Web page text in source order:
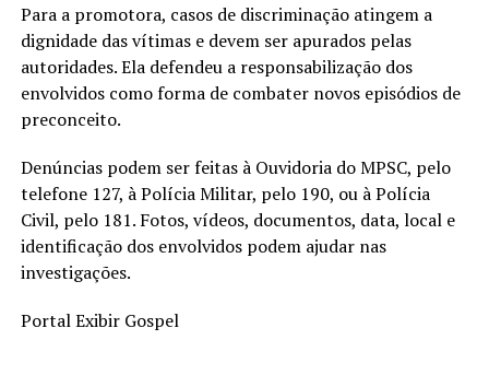
Para a promotora, casos de discriminação atingem a
dignidade das vítimas e devem ser apurados pelas
autoridades. Ela defendeu a responsabilização dos
envolvidos como forma de combater novos episódios de
preconceito.
Denúncias podem ser feitas à Ouvidoria do MPSC, pelo
telefone 127, à Polícia Militar, pelo 190, ou à Polícia
Civil, pelo 181. Fotos, vídeos, documentos, data, local e
identificação dos envolvidos podem ajudar nas
investigações.
Portal Exibir Gospel